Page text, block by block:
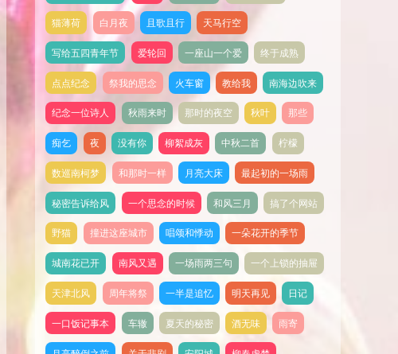
猫薄荷 白月夜 且歌且行 天马行空
写给五四青年节 爱轮回 一座山一个爱 终于成熟
点点纪念 祭我的思念 火车窗 教给我 南海边吹来
纪念一位诗人 秋雨来时 那时的夜空 秋叶 那些
痴乞 夜 没有你 柳絮成灰 中秋二首 柠檬
数巡南柯梦 和那时一样 月亮大床 最起初的一场雨
秘密告诉给风 一个思念的时候 和风三月 搞了个网站
野猫 撞进这座城市 唱颂和悸动 一朵花开的季节
城南花已开 南风又遇 一场雨两三句 一个上锁的抽屉
天津北风 周年将祭 一半是追忆 明天再见 日记
一口饭记事本 车辙 夏天的秘密 酒无味 雨寄